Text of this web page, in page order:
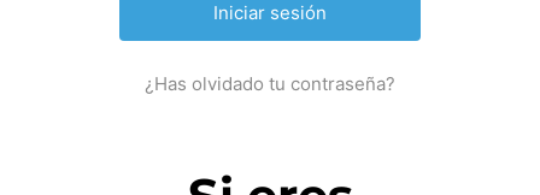
¿Has olvidado tu contraseña?